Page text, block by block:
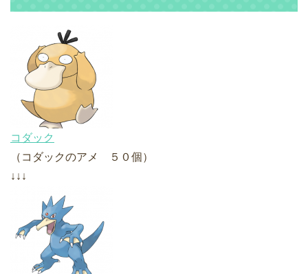
コダック
（コダックのアメ ５０個）
↓↓↓